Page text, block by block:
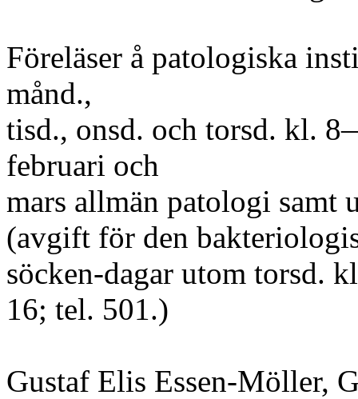
Föreläser å patologiska
månd.,
tisd., onsd. och torsd. kl.
februari och
mars allmän patologi samt
(avgift för den
söcken-dagar utom
16; tel. 501.)
Gustaf Elis Essen-Möller,